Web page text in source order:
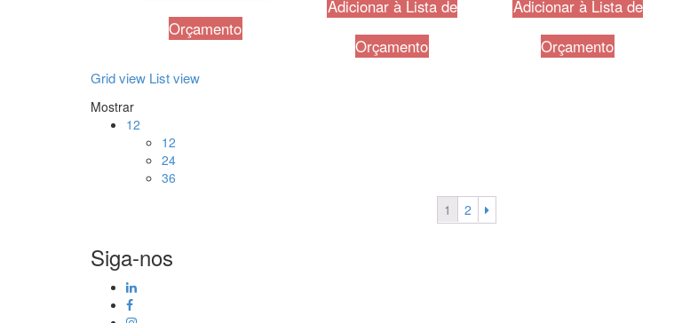
Orçamento
Adicionar à Lista de
Orçamento
Adicionar à Lista de
Orçamento
Grid view List view
Mostrar
12
12
24
36
1
2
Siga-nos